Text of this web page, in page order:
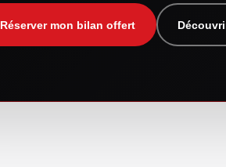
Réserver mon bilan offert